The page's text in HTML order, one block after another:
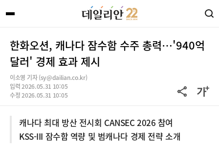
한화오션, 캐나다 잠수함 수주 총력…'940억
달러' 경제 효과 제시
이소영 기자 (sy@dailian.co.kr)
입력 2026.05.31 10:05
수정 2026.05.31 10:05
캐나다 최대 방산 전시회 CANSEC 2026 참여
KSS-III 잠수함 역량 및 범캐나다 경제 전략 소개